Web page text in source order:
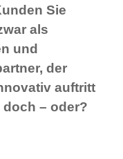
Sie
als
und
der
auftritt
– oder?